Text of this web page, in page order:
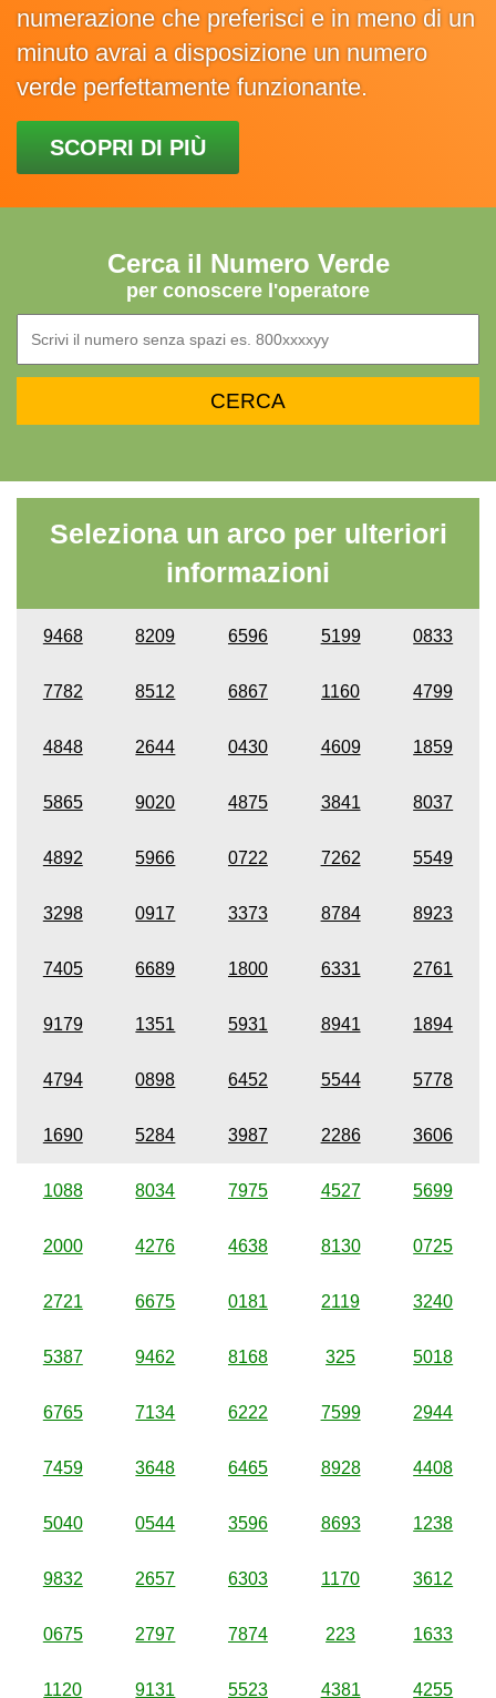
numerazione che preferisci e in meno di un
minuto avrai a disposizione un numero
verde perfettamente funzionante.
SCOPRI DI PIÙ
Cerca il Numero Verde
per conoscere l'operatore
Seleziona un arco per ulteriori
informazioni
9468 8209 6596 5199 0833
7782 8512 6867 1160 4799
4848 2644 0430 4609 1859
5865 9020 4875 3841 8037
4892 5966 0722 7262 5549
3298 0917 3373 8784 8923
7405 6689 1800 6331 2761
9179 1351 5931 8941 1894
4794 0898 6452 5544 5778
1690 5284 3987 2286 3606
1088 8034 7975 4527 5699
2000 4276 4638 8130 0725
2721 6675 0181 2119 3240
5387 9462 8168 325 5018
6765 7134 6222 7599 2944
7459 3648 6465 8928 4408
5040 0544 3596 8693 1238
9832 2657 6303 1170 3612
0675 2797 7874 223 1633
1120 9131 5523 4381 4255